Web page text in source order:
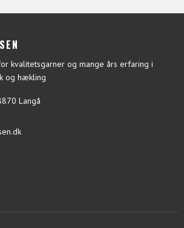
kvalitetsgarner og mange års erfaring i
og hækling
Langå